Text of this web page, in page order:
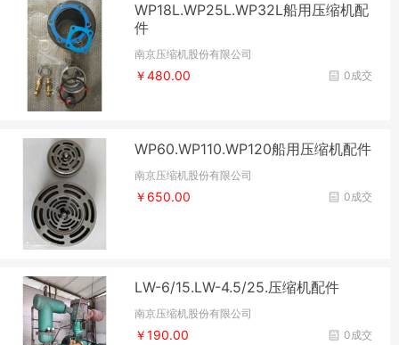
WP18L.WP25L.WP32L船用压缩机配
件
南京压缩机股份有限公司
0成交
￥480.00
WP60.WP110.WP120船用压缩机配件
南京压缩机股份有限公司
0成交
￥650.00
LW-6/15.LW-4.5/25.压缩机配件
南京压缩机股份有限公司
0成交
￥190.00